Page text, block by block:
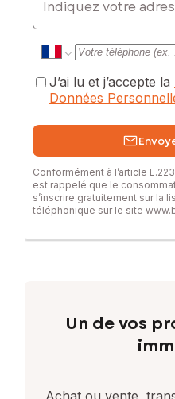
J’ai lu et j’accepte la
Données
Conformément à l’article
est rappelé que le
s’inscrire gratuitement sur la
téléphonique sur le site
Un de vos